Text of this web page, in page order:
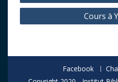
de
Cours à
Facebook